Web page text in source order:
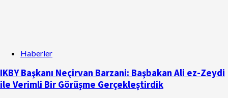
Haberler
IKBY Başkanı Neçirvan Barzani: Başbakan Ali ez-Zeydi
ile Verimli Bir Görüşme Gerçekleştirdik